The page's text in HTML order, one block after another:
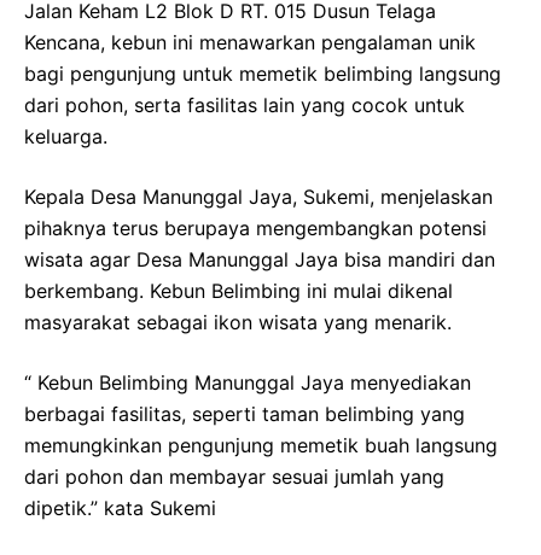
Jalan Keham L2 Blok D RT. 015 Dusun Telaga
Kencana, kebun ini menawarkan pengalaman unik
bagi pengunjung untuk memetik belimbing langsung
dari pohon, serta fasilitas lain yang cocok untuk
keluarga.
Kepala Desa Manunggal Jaya, Sukemi, menjelaskan
pihaknya terus berupaya mengembangkan potensi
wisata agar Desa Manunggal Jaya bisa mandiri dan
berkembang. Kebun Belimbing ini mulai dikenal
masyarakat sebagai ikon wisata yang menarik.
“ Kebun Belimbing Manunggal Jaya menyediakan
berbagai fasilitas, seperti taman belimbing yang
memungkinkan pengunjung memetik buah langsung
dari pohon dan membayar sesuai jumlah yang
dipetik.” kata Sukemi